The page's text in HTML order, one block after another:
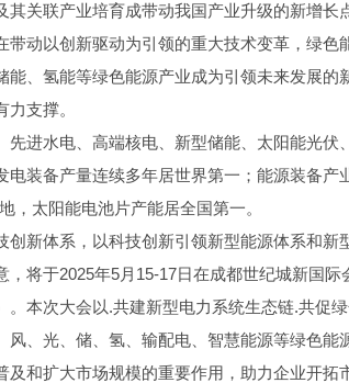
关联产业培育成带动我国产业升级的新增长
动以创新驱动为引领的重大技术变革，绿色
、氢能等绿色能源产业成为引领未来发展的
支撑。
进水电、高端核电、新型储能、太阳能光伏
装备产量连续多年居世界第一；能源装备产
，太阳能电池片产能居全国第一。
新体系，以科技创新引领新型能源体系和新
将于2025年5月15-17日在成都世纪城新国际
本次大会以.共建新型电力系统生态链.共促
、光、储、氢、输配电、智慧能源等绿色能
和扩大市场规模的重要作用，助力企业开拓